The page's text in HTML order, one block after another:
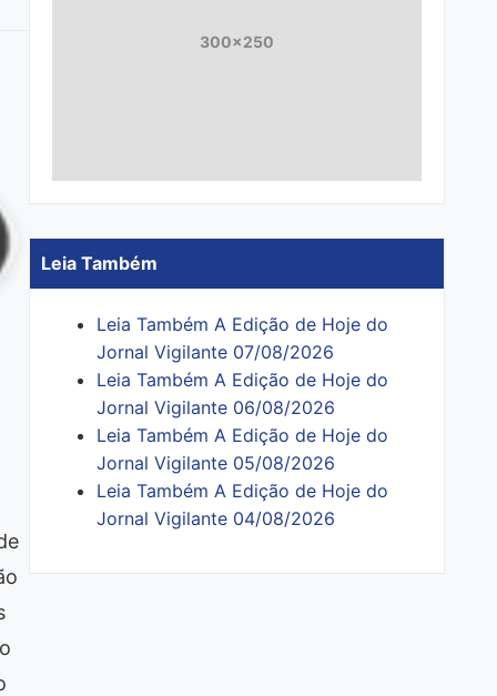
300x250
Leia Também
Leia Também A Edição de Hoje do
Jornal Vigilante 07/08/2026
Leia Também A Edição de Hoje do
Jornal Vigilante 06/08/2026
Leia Também A Edição de Hoje do
Jornal Vigilante 05/08/2026
Leia Também A Edição de Hoje do
Jornal Vigilante 04/08/2026